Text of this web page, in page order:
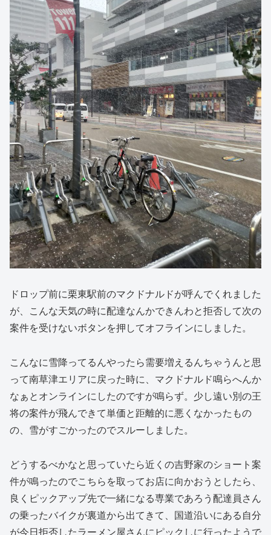
ドロップ前に栗東駅前のマクドナルドが呼んでくれました
が、こんな天気の時に配達なんかできんわと拒否して次の
案件を受けないボタンを押してオフラインにしました。
こんなに雪降ってるんやったら需要増えるんちゃうんと思
って南草津エリアに戻った時に、マクドナルド鳴らへんか
なぁとオンラインにしたのですが鳴らず。少し遠い別の王
将の案件が飛んできて単価と距離的に悪くなかったもの
の、雪がすごかったのでスルーしました。
どうするべかなと思っていたら近くの吉野家のショート案
件が鳴ったのでこちらを取ってお店に向かおうとしたら、
良くピックアップ先で一緒になる専業であろう配達員さん
の乗ったバイクが裏道から出てきて、国道沿いにある自分
が今日拒否したラーメン屋さんにピックしに行ったようで